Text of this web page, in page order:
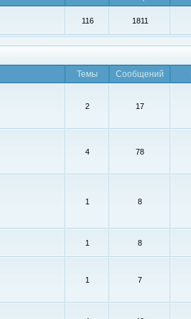
116 1811
Темы Сообщений
2 17
4 78
1 8
1 8
1 7